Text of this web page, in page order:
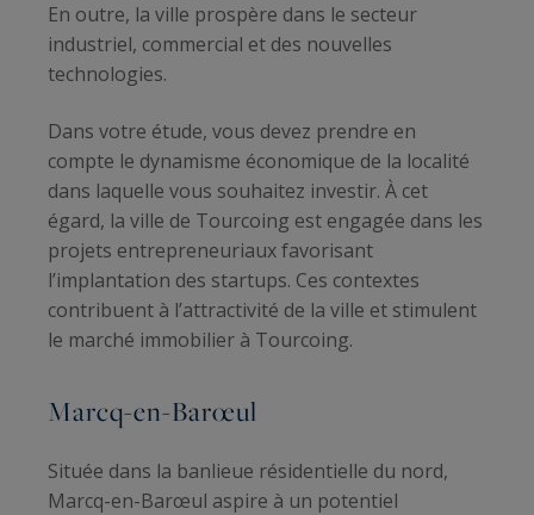
En outre, la ville prospère dans le secteur
industriel, commercial et des nouvelles
technologies.
Dans votre étude, vous devez prendre en
compte le dynamisme économique de la localité
dans laquelle vous souhaitez investir. À cet
égard, la ville de Tourcoing est engagée dans les
projets entrepreneuriaux favorisant
l’implantation des startups. Ces contextes
contribuent à l’attractivité de la ville et stimulent
le marché immobilier à Tourcoing.
Marcq-en-Barœul
Située dans la banlieue résidentielle du nord,
Marcq-en-Barœul aspire à un potentiel